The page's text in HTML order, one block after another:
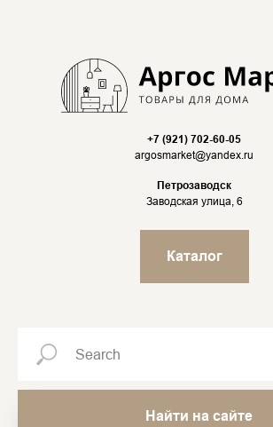
+7 (921) 702-60-05
argosmarket@yandex.ru
Петрозаводск
Заводская улица, 6
Каталог
Найти на сайте